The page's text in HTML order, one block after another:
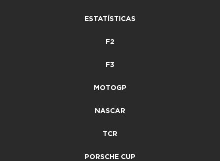
ESTATÍSTICAS
F2
F3
MOTOGP
NASCAR
TCR
PORSCHE CUP